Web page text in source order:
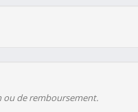
ou de remboursement.